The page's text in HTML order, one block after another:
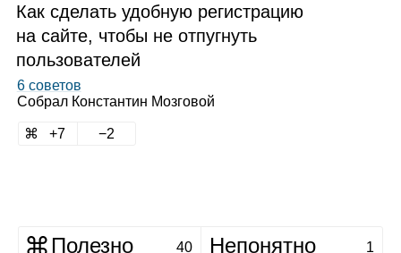
Как сделать удобную регистрацию
на сайте, чтобы не отпугнуть
пользователей
6 советов
Собрал Константин Мозговой
7 2
Полезно 40 Непонятно 1